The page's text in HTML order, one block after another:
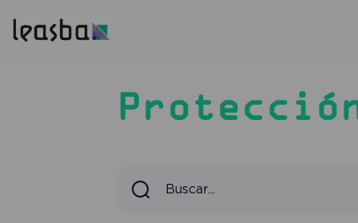
Buscar...
Buscar